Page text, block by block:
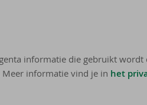
informatie die gebruikt wordt
Meer informatie vind je in het